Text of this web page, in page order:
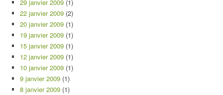
29 janvier 2009 (1)
22 janvier 2009 (2)
20 janvier 2009 (1)
19 janvier 2009 (1)
15 janvier 2009 (1)
12 janvier 2009 (1)
10 janvier 2009 (1)
9 janvier 2009 (1)
8 janvier 2009 (1)